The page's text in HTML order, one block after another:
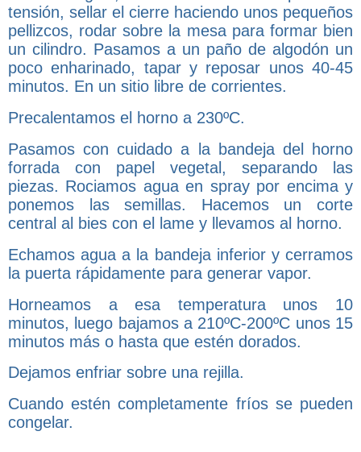
tensión, sellar el cierre haciendo unos pequeños
pellizcos, rodar sobre la mesa para formar bien
un cilindro. Pasamos a un paño de algodón un
poco enharinado, tapar y reposar unos 40-45
minutos. En un sitio libre de corrientes.
Precalentamos el horno a 230ºC.
Pasamos con cuidado a la bandeja del horno
forrada con papel vegetal, separando las
piezas. Rociamos agua en spray por encima y
ponemos las semillas. Hacemos un corte
central al bies con el lame y llevamos al horno.
Echamos agua a la bandeja inferior y cerramos
la puerta rápidamente para generar vapor.
Horneamos a esa temperatura unos 10
minutos, luego bajamos a 210ºC-200ºC unos 15
minutos más o hasta que estén dorados.
Dejamos enfriar sobre una rejilla.
Cuando estén completamente fríos se pueden
congelar.